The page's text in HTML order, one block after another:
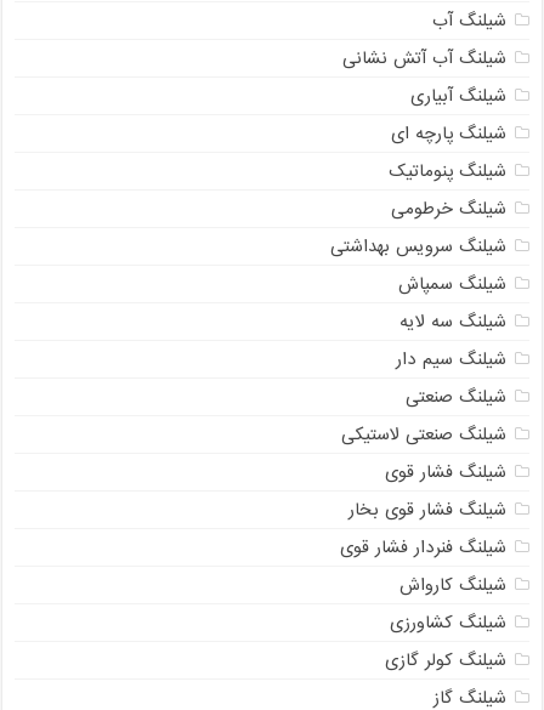
شیلنگ آب
شیلنگ آب آتش نشانی
شیلنگ آبیاری
شیلنگ پارچه ای
شیلنگ پنوماتیک
شیلنگ خرطومی
شیلنگ سرویس بهداشتی
شیلنگ سمپاش
شیلنگ سه لایه
شیلنگ سیم دار
شیلنگ صنعتی
شیلنگ صنعتی لاستیکی
شیلنگ فشار قوی
شیلنگ فشار قوی بخار
شیلنگ فنردار فشار قوی
شیلنگ کارواش
شیلنگ کشاورزی
شیلنگ کولر گازی
شیلنگ گاز